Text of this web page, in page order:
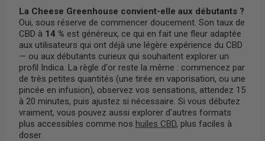
La Cheese Greenhouse convient-elle aux débutants ?
Oui, sous réserve de commencer doucement. Son taux de
CBD à 14 % est généreux, ce qui en fait une fleur adaptée
aux utilisateurs qui ont déjà une légère expérience du CBD
— ou aux débutants curieux qui souhaitent explorer un
profil Indica. La règle d'or reste la même : commencez par
de très petites quantités (une tirée en vaporisation, ou une
pincée en infusion), observez vos sensations, attendez 15
à 20 minutes, puis ajustez si nécessaire. Si vous débutez
vraiment, vous pouvez aussi explorer d'autres formats
plus accessibles comme nos huiles CBD, plus faciles à
doser.